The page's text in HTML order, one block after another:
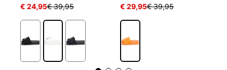
€ 24,95€ 39,95 € 29,95€ 39,95